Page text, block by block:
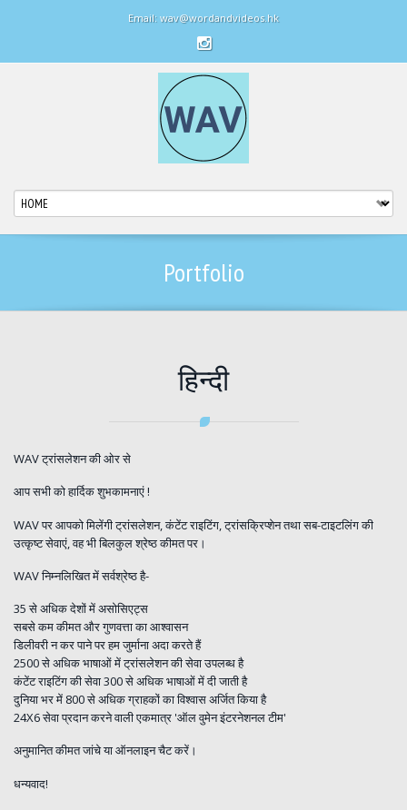
Email: wav@wordandvideos.hk
Portfolio
हिन्दी
WAV ट्रांसलेशन की ओर से
आप सभी को हार्दिक शुभकामनाएं !
WAV पर आपको मिलेंगी ट्रांसलेशन, कंटेंट राइटिंग, ट्रांसक्रिप्शेन तथा सब-टाइटलिंग की
उत्कृष्ट सेवाएं, वह भी बिलकुल श्रेष्ठ कीमत पर।
WAV निम्नलिखित में सर्वश्रेष्ठ है-
35 से अधिक देशों में असोसिएट्स
सबसे कम कीमत और गुणवत्ता का आश्वासन
डिलीवरी न कर पाने पर हम जुर्माना अदा करते हैं
2500 से अधिक भाषाओं में ट्रांसलेशन की सेवा उपलब्ध है
कंटेंट राइटिंग की सेवा 300 से अधिक भाषाओं में दी जाती है
दुनिया भर में 800 से अधिक ग्राहकों का विश्वास अर्जित किया है
24X6 सेवा प्रदान करने वाली एकमात्र 'ऑल वुमेन इंटरनेशनल टीम'
अनुमानित कीमत जांचे या ऑनलाइन चैट करें।
धन्यवाद!